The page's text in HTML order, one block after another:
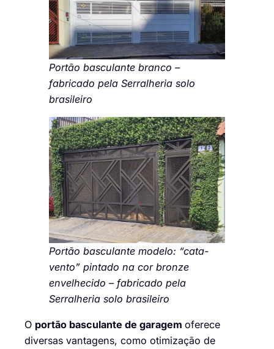
Portão basculante branco –
fabricado pela Serralheria solo
brasileiro
Portão basculante modelo: “cata-
vento” pintado na cor bronze
envelhecido – fabricado pela
Serralheria solo brasileiro
O portão basculante de garagem oferece
diversas vantagens, como otimização de